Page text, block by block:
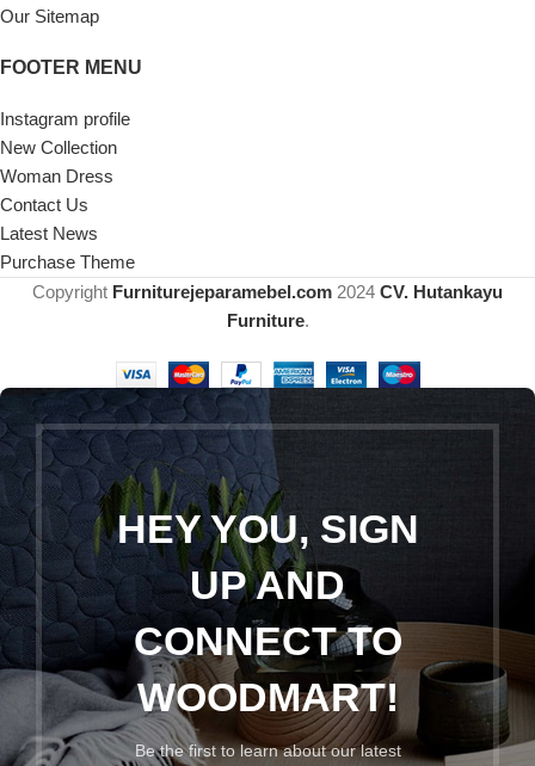
Our Sitemap
FOOTER MENU
Instagram profile
New Collection
Woman Dress
Contact Us
Latest News
Purchase Theme
Copyright Furniturejeparamebel.com 2024 CV. Hutankayu
Furniture.
HEY YOU, SIGN
UP AND
CONNECT TO
WOODMART!
Be the first to learn about our latest